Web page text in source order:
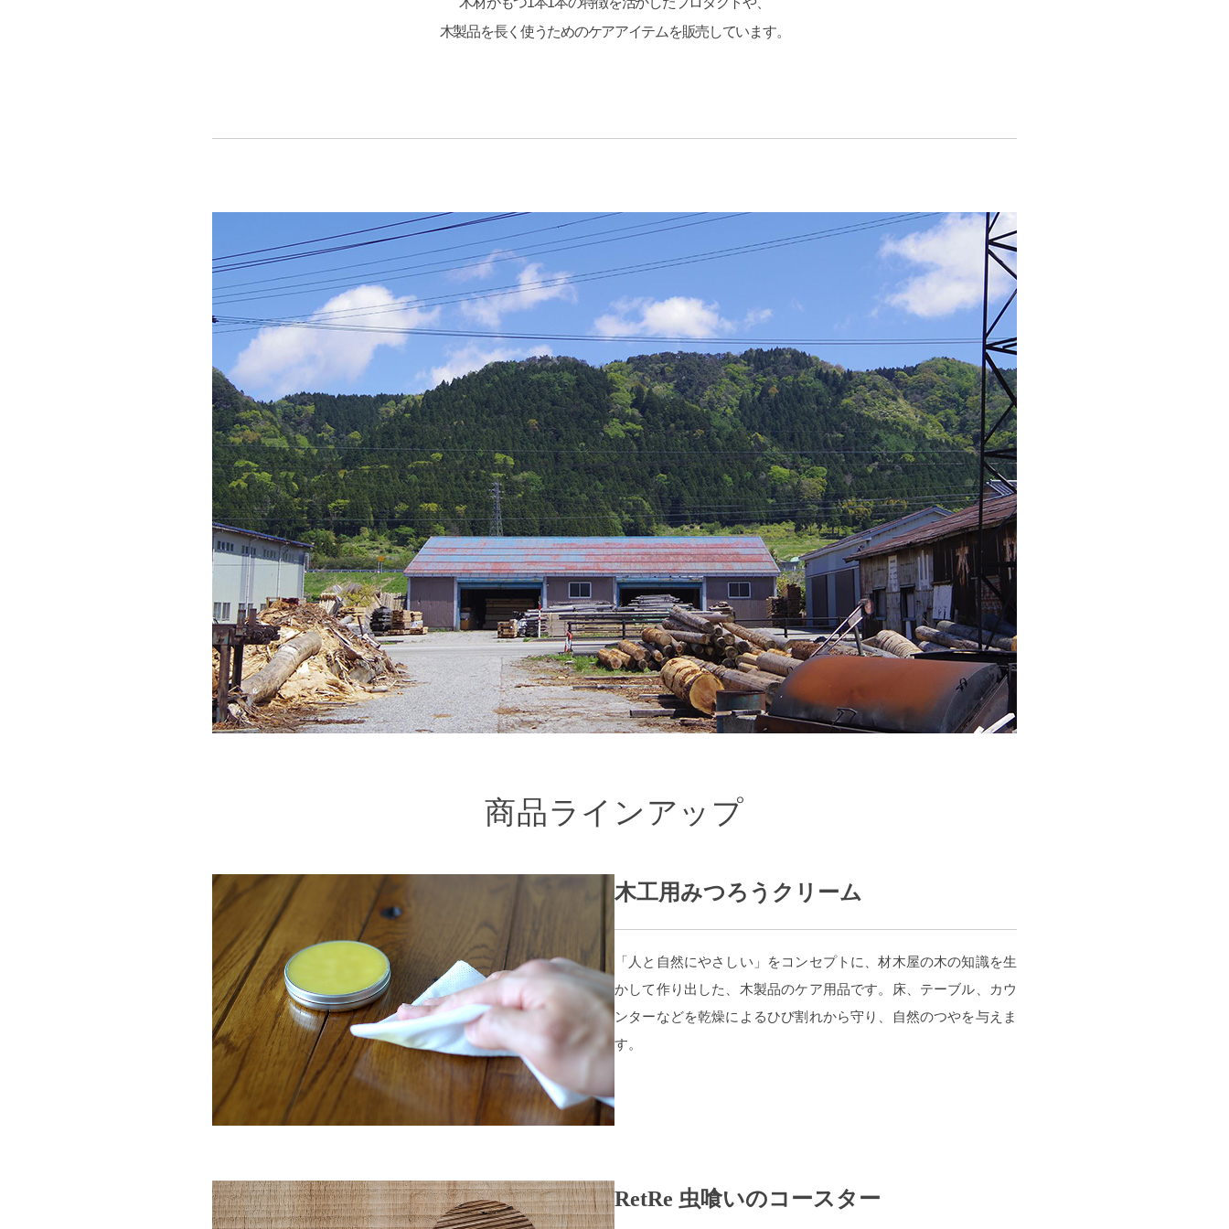
木製品を長く使うためのケアアイテムを販売しています。
商品ラインアップ
木工用みつろうクリーム
「人と自然にやさしい」をコンセプトに、材木屋の木の知識を生
かして作り出した、木製品のケア用品です。床、テーブル、カウ
ンターなどを乾燥によるひび割れから守り、自然のつやを与えま
す。
RetRe 虫喰いのコースター